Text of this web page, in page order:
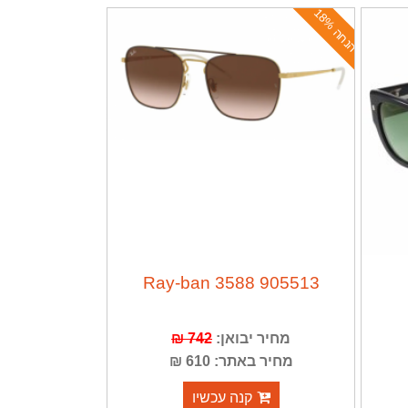
ה
נ
ח
ה
1
8
%
Ray-ban 3588 905513
מחיר יבואן: 742 ₪
מחיר באתר: 610 ₪
קנה עכשיו